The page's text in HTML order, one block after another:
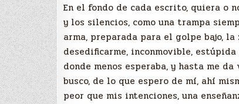
En el fondo de cada escrito, quiera o
y los silencios, como una trampa
arma, preparada para el golpe bajo,
desedificarme, inconmovible,
donde menos esperaba, y hasta me
busco, de lo que espero de mí, ahí
peor que mis intenciones, una